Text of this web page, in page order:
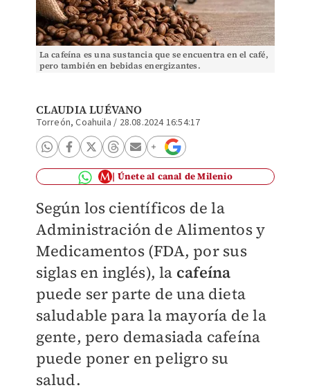
La cafeína es una sustancia que se encuentra en el café,
pero también en bebidas energizantes.
CLAUDIA LUÉVANO
Torreón, Coahuila / 28.08.2024 16:54:17
Únete al canal de Milenio
Según los científicos de la
Administración de Alimentos y
Medicamentos (FDA, por sus
siglas en inglés), la cafeína
puede ser parte de una dieta
saludable para la mayoría de la
gente, pero demasiada cafeína
puede poner en peligro su
salud.